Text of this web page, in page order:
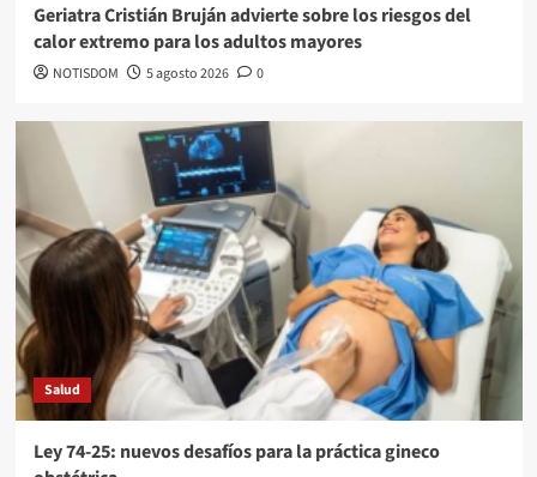
Geriatra Cristián Bruján advierte sobre los riesgos del
calor extremo para los adultos mayores
NOTISDOM 5 agosto 2026 0
Salud
Ley 74-25: nuevos desafíos para la práctica gineco